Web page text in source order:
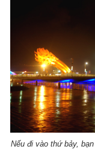
Nếu đi vào thứ bảy,